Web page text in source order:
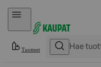
Hyppää sisältöön
Tuotteet